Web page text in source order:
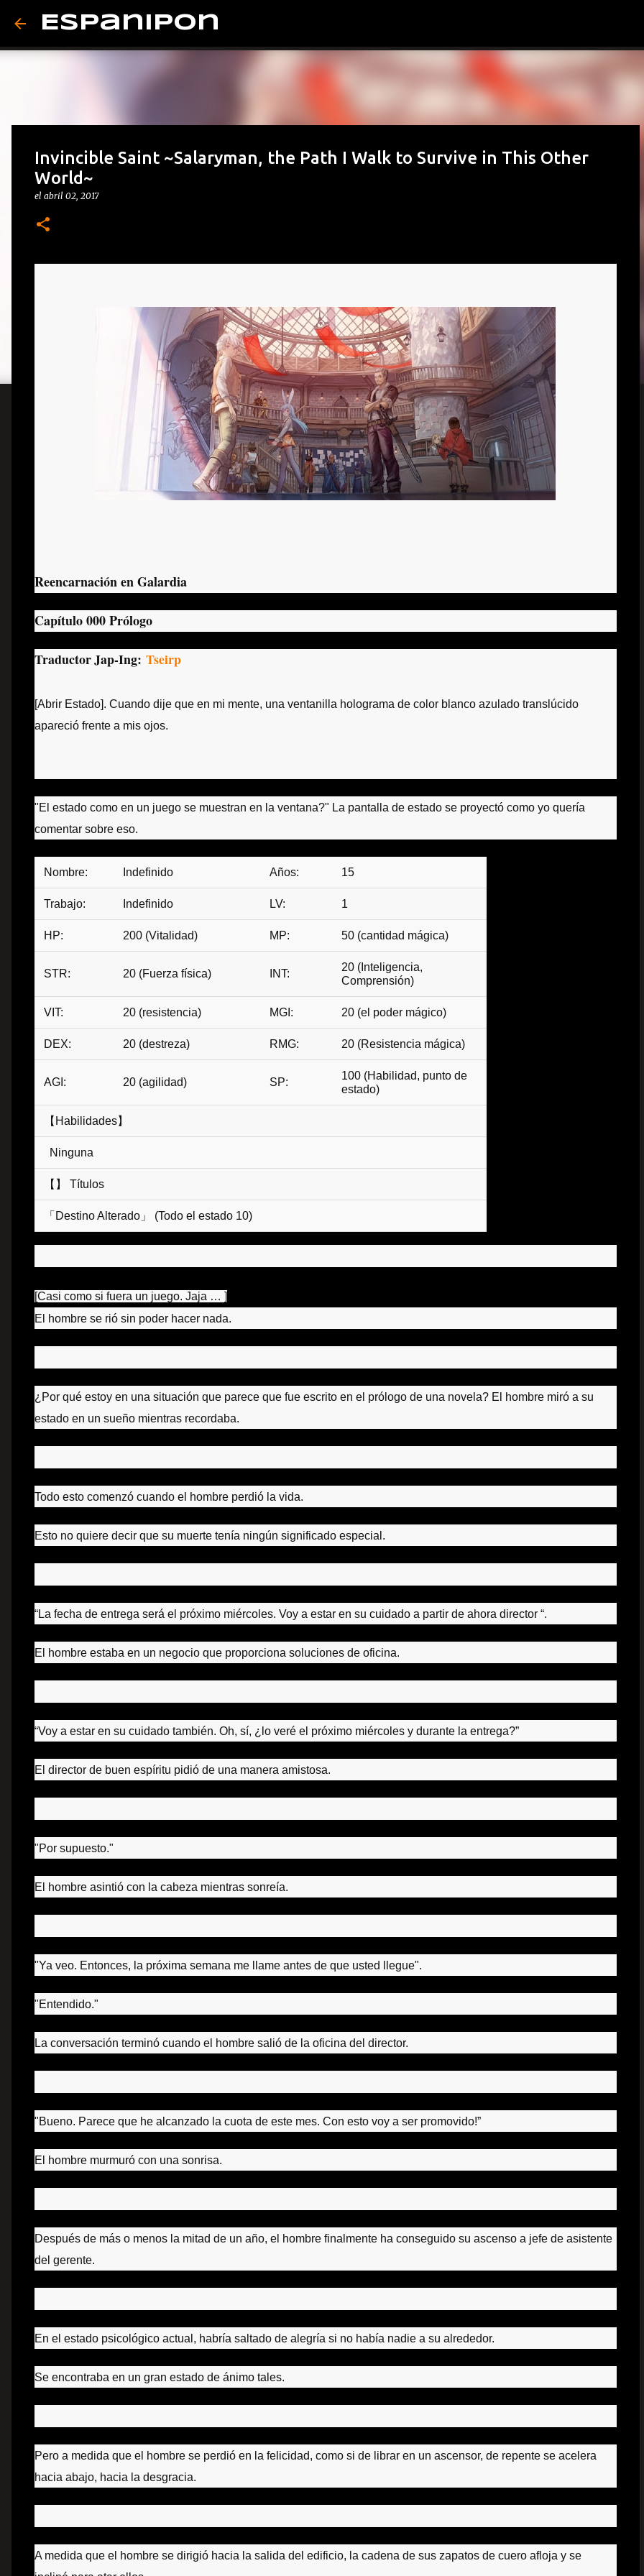
Espanipon
Invincible Saint ~Salaryman, the Path I Walk to Survive in This Other
World~
el abril 02, 2017
Reencarnación en Galardia
Capítulo 000 Prólogo
Traductor Jap-Ing: Tseirp
[Abrir Estado]. Cuando dije que en mi mente, una ventanilla holograma de color blanco azulado translúcido
apareció frente a mis ojos.
"El estado como en un juego se muestran en la ventana?" La pantalla de estado se proyectó como yo quería
comentar sobre eso.
Nombre: Indefinido Años: 15
Trabajo: Indefinido LV: 1
HP: 200 (Vitalidad) MP: 50 (cantidad mágica)
STR: 20 (Fuerza física) INT:
20 (Inteligencia,
Comprensión)
VIT: 20 (resistencia) MGI: 20 (el poder mágico)
DEX: 20 (destreza) RMG: 20 (Resistencia mágica)
AGI: 20 (agilidad) SP:
100 (Habilidad, punto de
estado)
【Habilidades】
Ninguna
【】 Títulos
「Destino Alterado」 (Todo el estado 10)
[Casi como si fuera un juego. Jaja … ]
El hombre se rió sin poder hacer nada.
¿Por qué estoy en una situación que parece que fue escrito en el prólogo de una novela? El hombre miró a su
estado en un sueño mientras recordaba.
Todo esto comenzó cuando el hombre perdió la vida.
Esto no quiere decir que su muerte tenía ningún significado especial.
“La fecha de entrega será el próximo miércoles. Voy a estar en su cuidado a partir de ahora director “.
El hombre estaba en un negocio que proporciona soluciones de oficina.
“Voy a estar en su cuidado también. Oh, sí, ¿lo veré el próximo miércoles y durante la entrega?”
El director de buen espíritu pidió de una manera amistosa.
"Por supuesto."
El hombre asintió con la cabeza mientras sonreía.
"Ya veo. Entonces, la próxima semana me llame antes de que usted llegue".
"Entendido."
La conversación terminó cuando el hombre salió de la oficina del director.
"Bueno. Parece que he alcanzado la cuota de este mes. Con esto voy a ser promovido!”
El hombre murmuró con una sonrisa.
Después de más o menos la mitad de un año, el hombre finalmente ha conseguido su ascenso a jefe de asistente
del gerente.
En el estado psicológico actual, habría saltado de alegría si no había nadie a su alrededor.
Se encontraba en un gran estado de ánimo tales.
Pero a medida que el hombre se perdió en la felicidad, como si de librar en un ascensor, de repente se acelera
hacia abajo, hacia la desgracia.
A medida que el hombre se dirigió hacia la salida del edificio, la cadena de sus zapatos de cuero afloja y se